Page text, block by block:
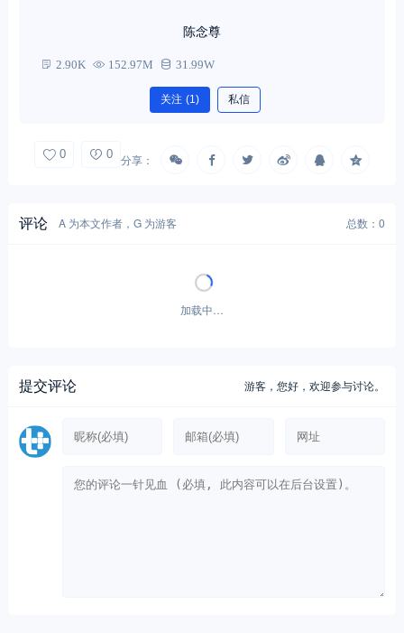
陈念尊
2.90K 152.97M 31.99W
关注 (1) 私信
0 0 分享：
评论 A 为本文作者，G 为游客 总数：0
加载中…
提交评论 游客，您好，欢迎参与讨论。